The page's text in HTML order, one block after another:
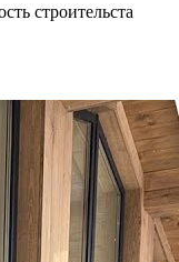
строительста